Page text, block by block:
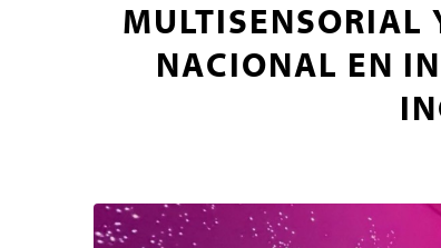
MULTISENSORIAL
NACIONAL EN